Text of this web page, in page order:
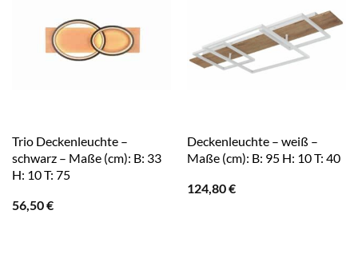
Trio Deckenleuchte –
schwarz – Maße (cm): B: 33
H: 10 T: 75
56,50€
Deckenleuchte – weiß –
Maße (cm): B: 95 H: 10 T: 40
124,80€